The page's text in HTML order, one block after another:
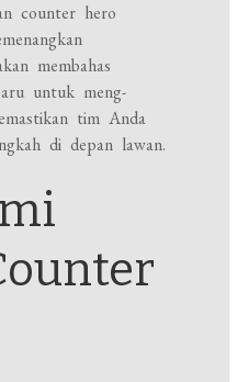
counter hero
membahas
untuk meng-
tim Anda
di depan lawan.